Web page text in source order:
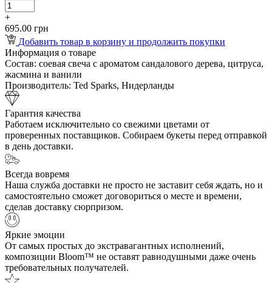
+
695.00 грн
Добавить товар в корзину и продолжить покупки
Информация о товаре
Состав: соевая свеча с ароматом сандалового дерева, цитруса,
жасмина и ванили
Производитель: Ted Sparks, Нидерланды
Гарантия качества
Работаем исключительно со свежими цветами от
проверенных поставщиков. Собираем букеты перед отправкой
в день доставки.
Всегда вовремя
Наша служба доставки не просто не заставит себя ждать, но и
самостоятельно сможет договориться о месте и времени,
сделав доставку сюрпризом.
Яркие эмоции
От самых простых до экстравагантных исполнений,
композиции Bloom™ не оставят равнодушными даже очень
требовательных получателей.